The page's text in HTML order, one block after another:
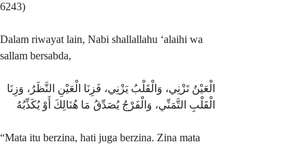
6243)
Dalam riwayat lain, Nabi shallallahu ‘alaihi wa
sallam bersabda,
الْعَيْنُ تَزْنِي، وَالْقَلْبُ يَزْنِي، فَزِنَا الْعَيْنِ النَّظَرُ، وَزِنَا
الْقَلْبِ التَّمَنِّي، وَالْفَرْجُ يُصَدِّقُ مَا هُنَالِكَ أَوْ يُكَذِّبُهُ
“Mata itu berzina, hati juga berzina. Zina mata